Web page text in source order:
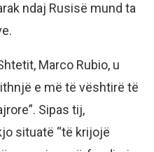
ndaj Rusisë mund ta
Marco Rubio, u
e më të vështirë të
Sipas tij,
situatë “të krijojë